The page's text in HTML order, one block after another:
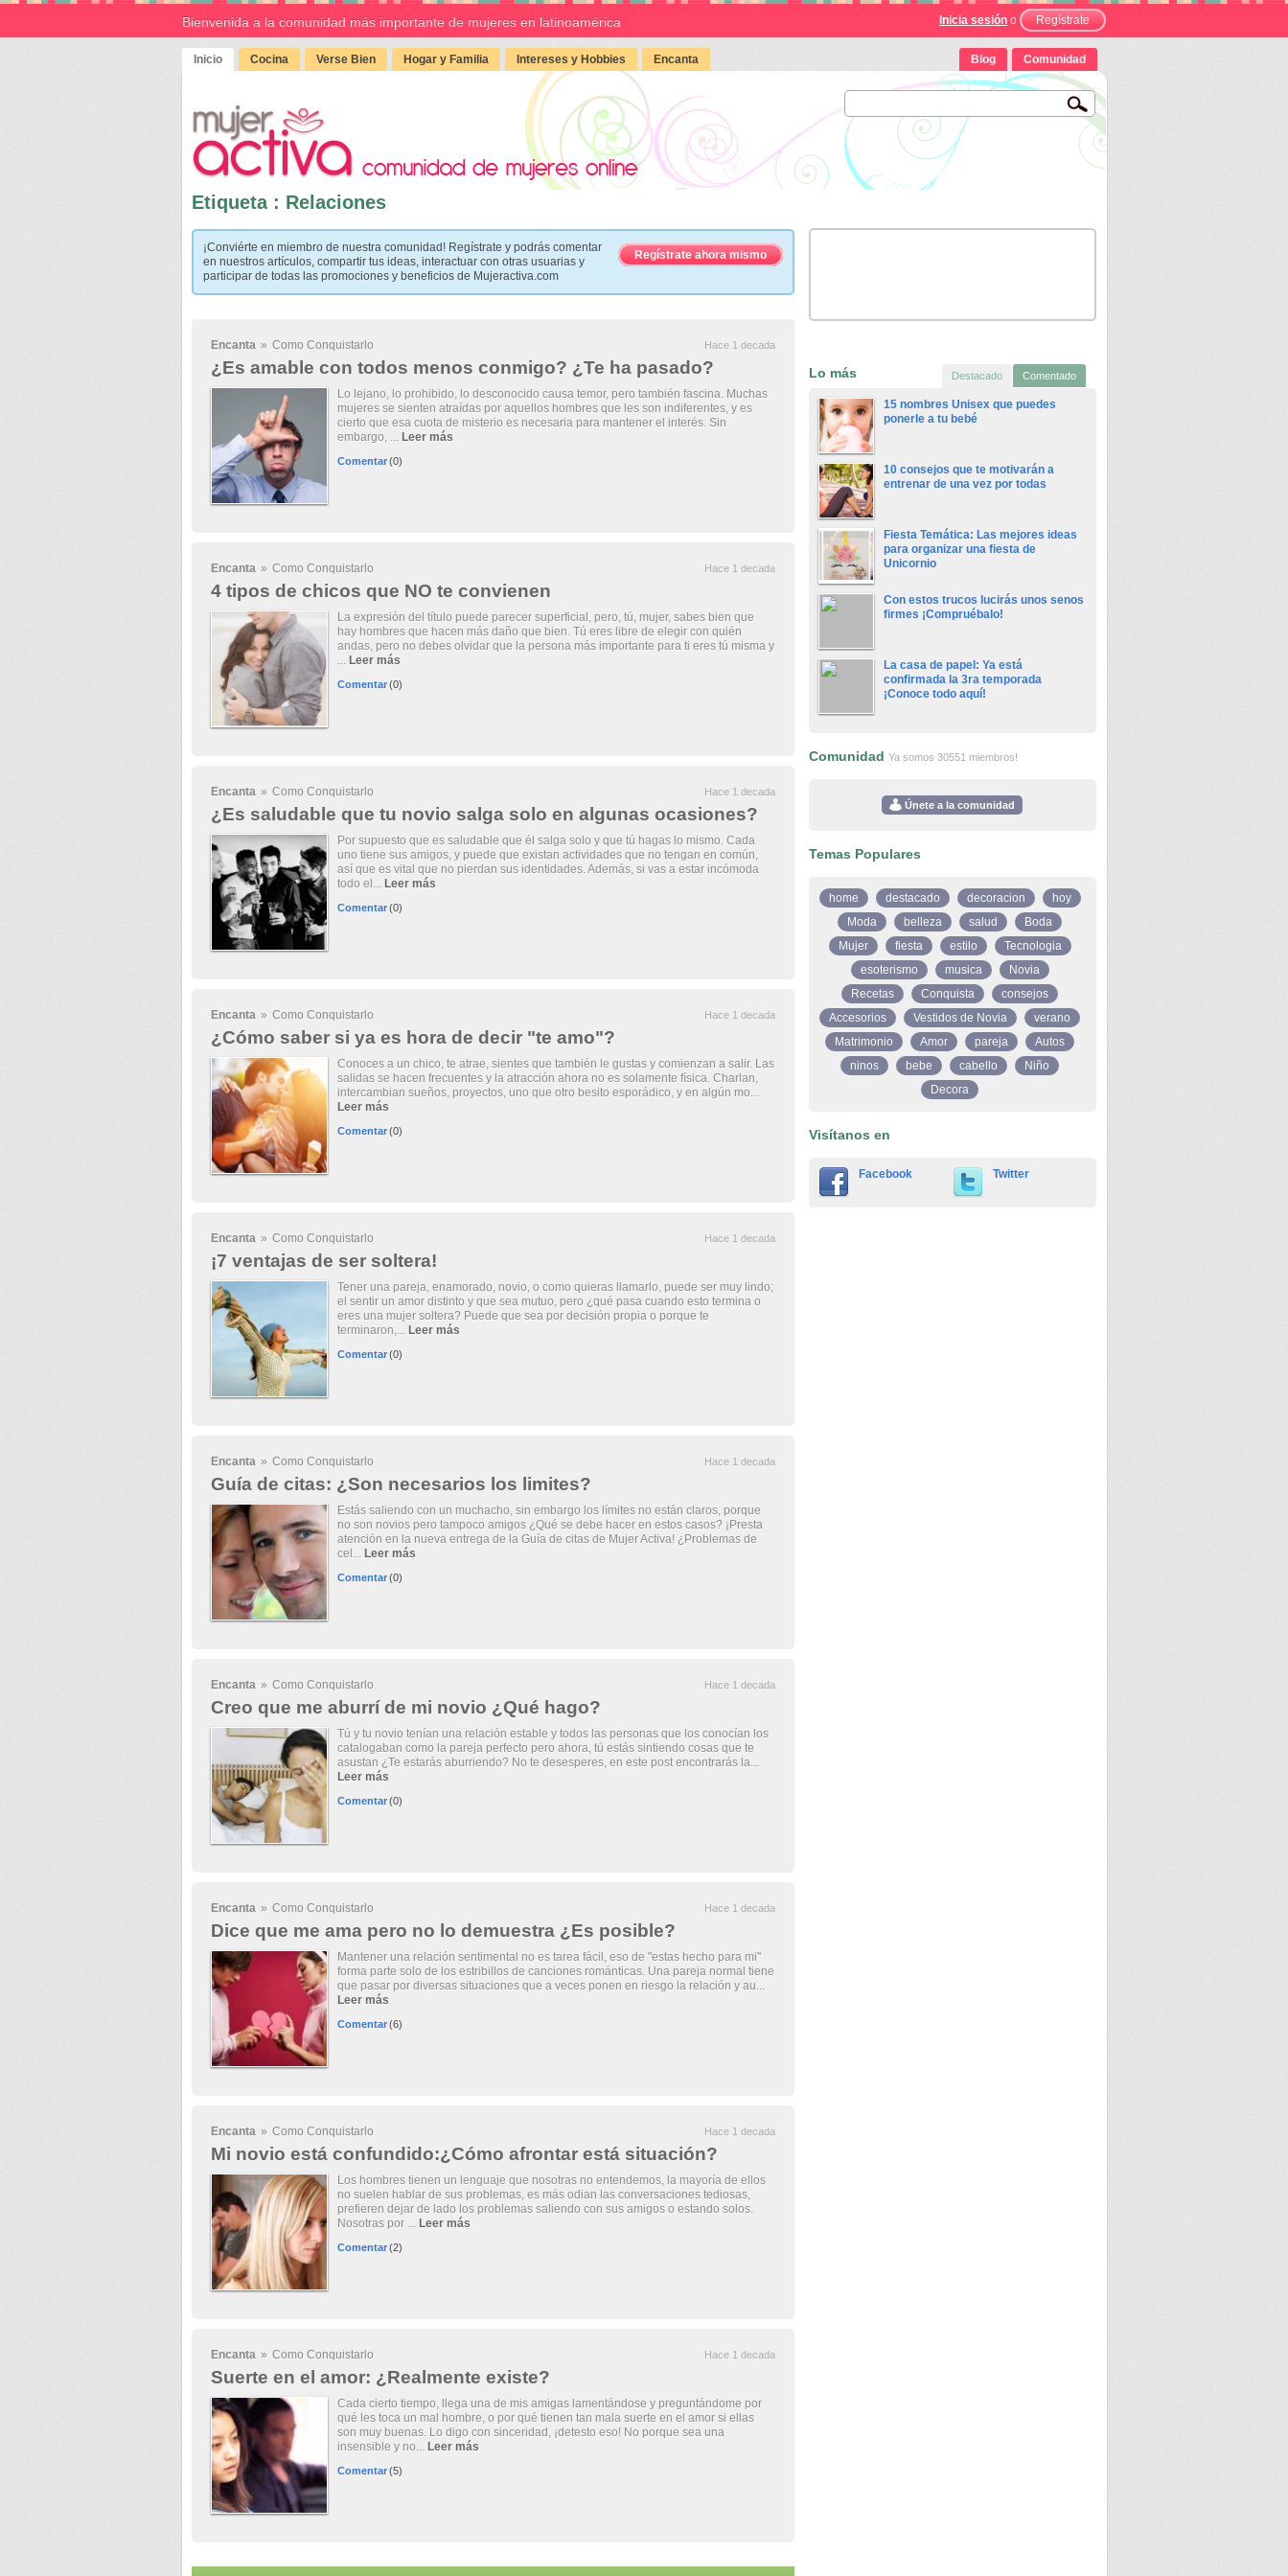
Bienvenida a la comunidad más importante de mujeres en latinoamérica Inicia sesión o Regístrate
Inicio Cocina Verse Bien Hogar y Familia Intereses y Hobbies Encanta Blog Comunidad
Etiqueta : Relaciones
¡Conviérte en miembro de nuestra comunidad! Regístrate y podrás comentar
en nuestros artículos, compartir tus ideas, interactuar con otras usuarias y
participar de todas las promociones y beneficios de Mujeractiva.com
Regístrate ahora mismo
Encanta » Como Conquistarlo Hace 1 decada
¿Es amable con todos menos conmigo? ¿Te ha pasado?
Lo lejano, lo prohibido, lo desconocido causa temor, pero también fascina. Muchas
mujeres se sienten atraídas por aquellos hombres que les son indiferentes, y es
cierto que esa cuota de misterio es necesaria para mantener el interés. Sin
embargo, ... Leer más
Comentar (0)
Encanta » Como Conquistarlo Hace 1 decada
4 tipos de chicos que NO te convienen
La expresión del título puede parecer superficial, pero, tú, mujer, sabes bien que
hay hombres que hacen más daño que bien. Tú eres libre de elegir con quién
andas, pero no debes olvidar que la persona más importante para ti eres tú misma y
... Leer más
Comentar (0)
Encanta » Como Conquistarlo Hace 1 decada
¿Es saludable que tu novio salga solo en algunas ocasiones?
Por supuesto que es saludable que él salga solo y que tú hagas lo mismo. Cada
uno tiene sus amigos, y puede que existan actividades que no tengan en común,
así que es vital que no pierdan sus identidades. Además, si vas a estar incómoda
todo el... Leer más
Comentar (0)
Encanta » Como Conquistarlo Hace 1 decada
¿Cómo saber si ya es hora de decir "te amo"?
Conoces a un chico, te atrae, sientes que también le gustas y comienzan a salir. Las
salidas se hacen frecuentes y la atracción ahora no es solamente física. Charlan,
intercambian sueños, proyectos, uno que otro besito esporádico, y en algún mo...
Leer más
Comentar (0)
Encanta » Como Conquistarlo Hace 1 decada
¡7 ventajas de ser soltera!
Tener una pareja, enamorado, novio, o como quieras llamarlo, puede ser muy lindo;
el sentir un amor distinto y que sea mutuo, pero ¿qué pasa cuando esto termina o
eres una mujer soltera? Puede que sea por decisión propia o porque te
terminaron,... Leer más
Comentar (0)
Encanta » Como Conquistarlo Hace 1 decada
Guía de citas: ¿Son necesarios los limites?
Estás saliendo con un muchacho, sin embargo los límites no están claros, porque
no son novios pero tampoco amigos ¿Qué se debe hacer en estos casos? ¡Presta
atención en la nueva entrega de la Guía de citas de Mujer Activa! ¿Problemas de
cel... Leer más
Comentar (0)
Encanta » Como Conquistarlo Hace 1 decada
Creo que me aburrí de mi novio ¿Qué hago?
Tú y tu novio tenían una relación estable y todos las personas que los conocían los
catalogaban como la pareja perfecto pero ahora, tú estás sintiendo cosas que te
asustan ¿Te estarás aburriendo? No te desesperes, en este post encontrarás la...
Leer más
Comentar (0)
Encanta » Como Conquistarlo Hace 1 decada
Dice que me ama pero no lo demuestra ¿Es posible?
Mantener una relación sentimental no es tarea fácil, eso de "estas hecho para mi"
forma parte solo de los estribillos de canciones románticas. Una pareja normal tiene
que pasar por diversas situaciones que a veces ponen en riesgo la relación y au...
Leer más
Comentar (6)
Encanta » Como Conquistarlo Hace 1 decada
Mi novio está confundido:¿Cómo afrontar está situación?
Los hombres tienen un lenguaje que nosotras no entendemos, la mayoría de ellos
no suelen hablar de sus problemas, es más odian las conversaciones tediosas,
prefieren dejar de lado los problemas saliendo con sus amigos o estando solos.
Nosotras por ... Leer más
Comentar (2)
Encanta » Como Conquistarlo Hace 1 decada
Suerte en el amor: ¿Realmente existe?
Cada cierto tiempo, llega una de mis amigas lamentándose y preguntándome por
qué les toca un mal hombre, o por qué tienen tan mala suerte en el amor si ellas
son muy buenas. Lo digo con sinceridad, ¡detesto eso! No porque sea una
insensible y no... Leer más
Comentar (5)
Lo más Destacado Comentado
15 nombres Unisex que puedes
ponerle a tu bebé
10 consejos que te motivarán a
entrenar de una vez por todas
Fiesta Temática: Las mejores ideas
para organizar una fiesta de
Unicornio
Con estos trucos lucirás unos senos
firmes ¡Compruébalo!
La casa de papel: Ya está
confirmada la 3ra temporada
¡Conoce todo aquí!
Comunidad Ya somos 30551 miembros!
Únete a la comunidad
Temas Populares
home destacado decoracion
hoy
Moda
belleza salud
Boda
Mujer
fiesta estilo
Tecnologia
esoterismo
musica
Novia
Recetas
Conquista
consejos
Accesorios
Vestidos de Novia
verano
Matrimonio
Amor pareja
Autos
ninos
bebe cabello
Niño
Decora
Visítanos en
Facebook Twitter